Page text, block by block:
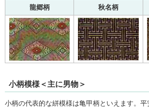
龍郷柄 秋名柄
小柄模様＜主に男物＞
小柄の代表的な絣模様は亀甲柄といえます。